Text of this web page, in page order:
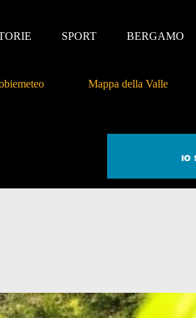
SPORT BERGAMO
Mappa della Valle